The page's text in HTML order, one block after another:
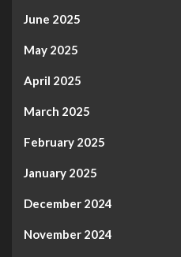
June 2025
May 2025
April 2025
March 2025
February 2025
January 2025
December 2024
November 2024